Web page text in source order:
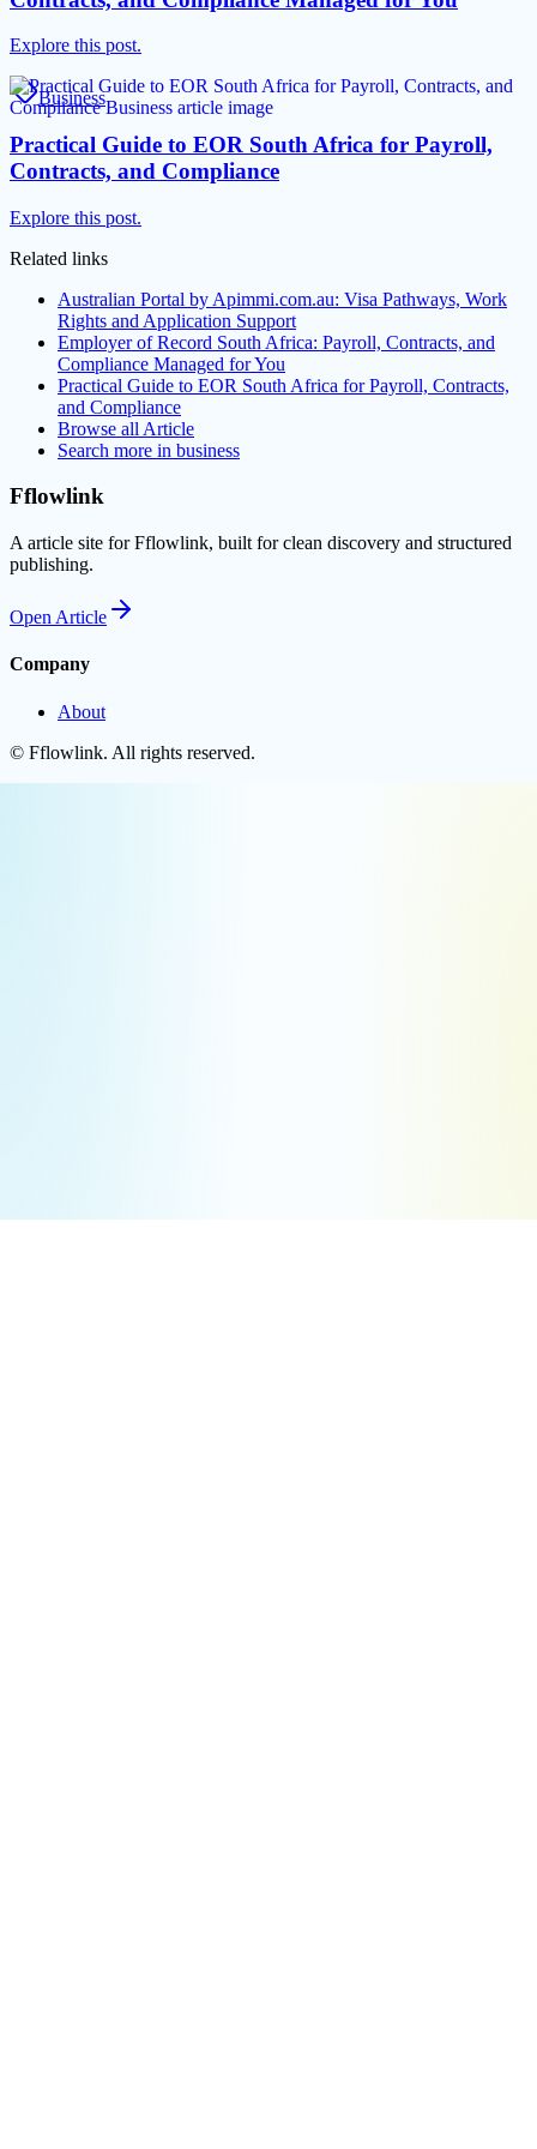
Explore this post.
Business
Practical Guide to EOR South Africa for Payroll,
Contracts, and Compliance
Explore this post.
Related links
Australian Portal by Apimmi.com.au: Visa Pathways, Work
Rights and Application Support
Employer of Record South Africa: Payroll, Contracts, and
Compliance Managed for You
Practical Guide to EOR South Africa for Payroll, Contracts,
and Compliance
Browse all Article
Search more in business
Fflowlink
A article site for Fflowlink, built for clean discovery and structured
publishing.
Open Article
Company
About
© Fflowlink. All rights reserved.